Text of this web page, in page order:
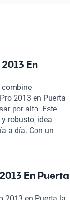
En
combine
2013 en Puerta
por alto. Este
robusto, ideal
a día. Con un
es perfecto tanto
rigurosa
que cada
mecánicas y
En Puerta